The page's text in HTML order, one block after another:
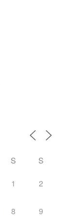
S S
1 2
8 9